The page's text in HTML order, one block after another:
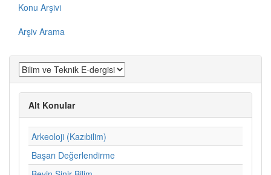
Konu Arşivi
Arşiv Arama
Alt Konular
Arkeoloji (Kazıbilim)
Başarı Değerlendirme